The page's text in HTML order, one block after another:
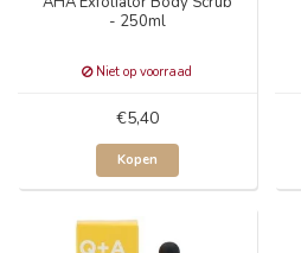
- 250ml
Niet op voorraad
€5,40
Kopen